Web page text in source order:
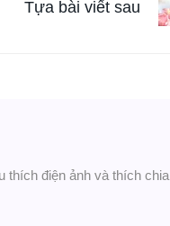
Tựa bài viết sau
thích điện ảnh và thích chia